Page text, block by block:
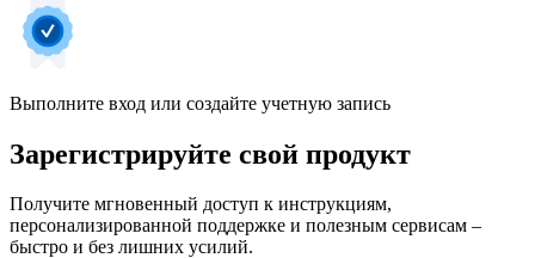
Выполните вход или создайте учетную запись
Зарегистрируйте свой продукт
Получите мгновенный доступ к инструкциям,
персонализированной поддержке и полезным сервисам –
быстро и без лишних усилий.